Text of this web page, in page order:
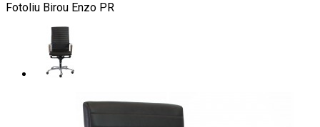
Fotoliu Birou Enzo PR